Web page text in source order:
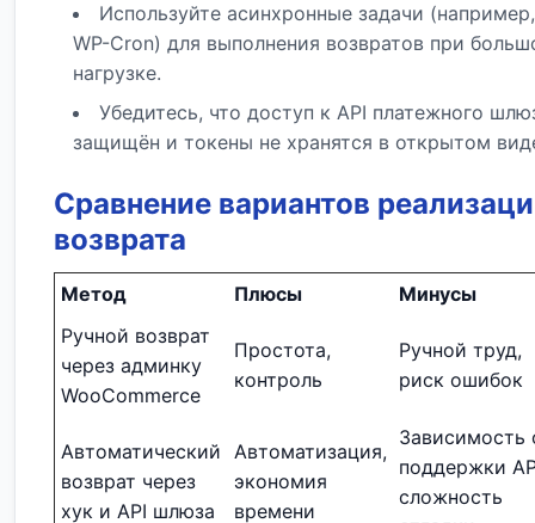
Используйте асинхронные задачи (например,
WP-Cron) для выполнения возвратов при
нагрузке.
Убедитесь, что доступ к API платежного
защищён и токены не хранятся в открытом
Сравнение вариантов
возврата
Метод Плюсы
Минусы
Ручной возврат
через админку
WooCommerce
Простота,
контроль
Ручной труд,
риск ошибок
Автоматический
возврат через
хук и API шлюза
Автоматизация,
экономия
времени
Зависимость
поддержки
сложность